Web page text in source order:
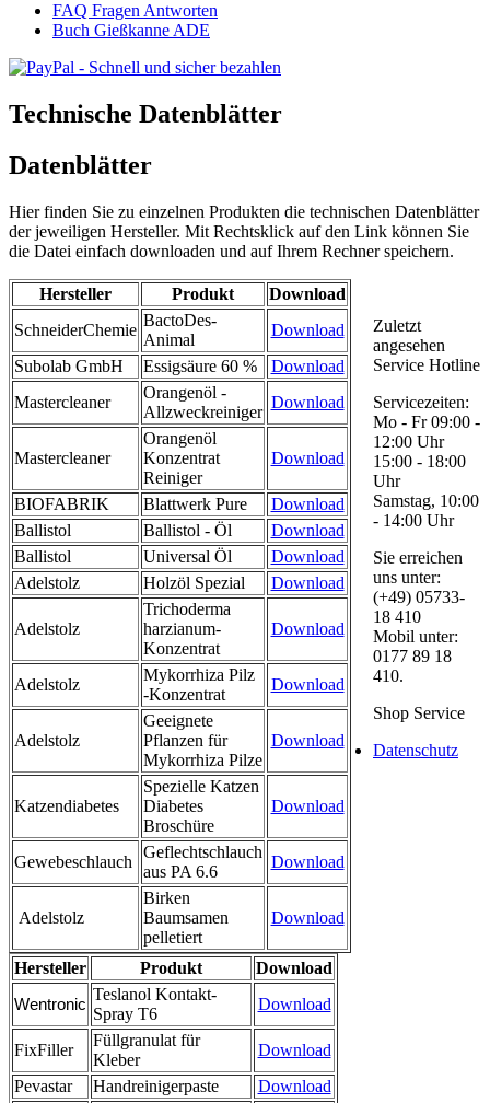
FAQ Fragen Antworten
Buch Gießkanne ADE
Technische Datenblätter
Datenblätter
Hier finden Sie zu einzelnen Produkten die technischen Datenblätter
der jeweiligen Hersteller. Mit Rechtsklick auf den Link können Sie
die Datei einfach downloaden und auf Ihrem Rechner speichern.
Hersteller Produkt
Download
SchneiderChemie
BactoDes-
Animal
Download
Subolab GmbH
Essigsäure 60 %
Download
Mastercleaner
Orangenöl -
Allzweckreiniger
Download
Mastercleaner
Orangenöl
Konzentrat
Reiniger
Download
BIOFABRIK Blattwerk Pure
Download
Ballistol
Ballistol - Öl
Download
Ballistol
Universal Öl
Download
Adelstolz
Holzöl Spezial Download
Adelstolz
Trichoderma
harzianum-
Konzentrat
Download
Adelstolz
Mykorrhiza Pilz
-Konzentrat
Download
Adelstolz
Geeignete
Pflanzen für
Mykorrhiza Pilze
Download
Katzendiabetes
Spezielle Katzen
Diabetes
Broschüre
Download
Gewebeschlauch
Geflechtschlauch
aus PA 6.6
Download
Adelstolz
Birken
Baumsamen
pelletiert
Download
Hersteller Produkt
Download
Wentronic
Teslanol Kontakt-
Spray T6
Download
FixFiller
Füllgranulat für
Kleber
Download
Pevastar
Handreinigerpaste
Download
Zuletzt
angesehen
Service Hotline
Servicezeiten:
Mo - Fr 09:00 -
12:00 Uhr
15:00 - 18:00
Uhr
Samstag, 10:00
- 14:00 Uhr
Sie erreichen
uns unter:
(+49) 05733-
18 410
Mobil unter:
0177 89 18
410.
Shop Service
Datenschutz